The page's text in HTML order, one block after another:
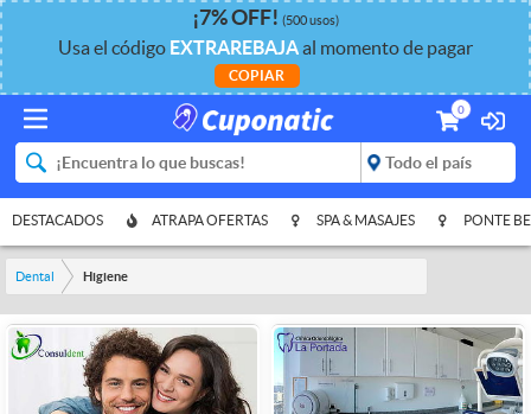
¡7%OFF! (500 usos)
Usa el código EXTRAREBAJAal momento de pagar
COPIAR
0
DESTACADOS ATRAPA OFERTAS SPA & MASAJES PONTE
Dental Higiene